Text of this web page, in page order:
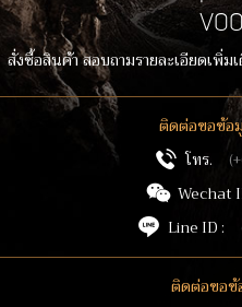
สั่งซื้อสินค้า สอบถามรายละเอียดเพิ่
ติดต่อขอข้อ
โทร.
Wechat
Line ID :
ติดต่อขอข้